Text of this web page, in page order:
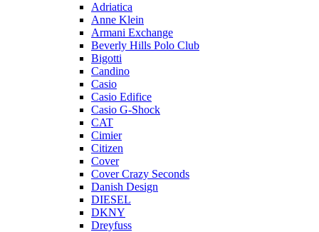
Adriatica
Anne Klein
Armani Exchange
Beverly Hills Polo Club
Bigotti
Candino
Casio
Casio Edifice
Casio G-Shock
CAT
Cimier
Citizen
Cover
Cover Crazy Seconds
Danish Design
DIESEL
DKNY
Dreyfuss